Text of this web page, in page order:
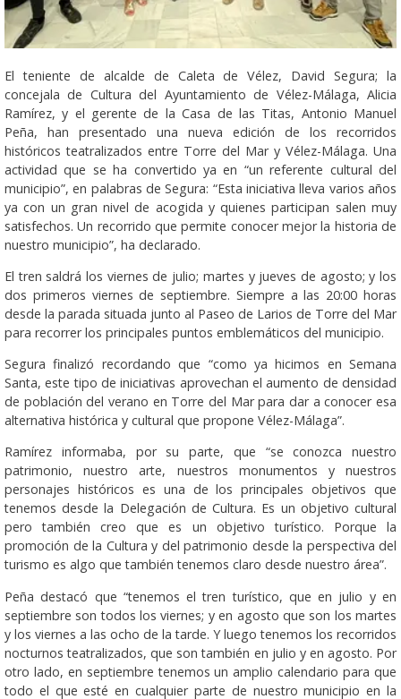
El teniente de alcalde de Caleta de Vélez, David Segura; la
concejala de Cultura del Ayuntamiento de Vélez-Málaga, Alicia
Ramírez, y el gerente de la Casa de las Titas, Antonio Manuel
Peña, han presentado una nueva edición de los recorridos
históricos teatralizados entre Torre del Mar y Vélez-Málaga. Una
actividad que se ha convertido ya en “un referente cultural del
municipio”, en palabras de Segura: “Esta iniciativa lleva varios años
ya con un gran nivel de acogida y quienes participan salen muy
satisfechos. Un recorrido que permite conocer mejor la historia de
nuestro municipio”, ha declarado.
El tren saldrá los viernes de julio; martes y jueves de agosto; y los
dos primeros viernes de septiembre. Siempre a las 20:00 horas
desde la parada situada junto al Paseo de Larios de Torre del Mar
para recorrer los principales puntos emblemáticos del municipio.
Segura finalizó recordando que “como ya hicimos en Semana
Santa, este tipo de iniciativas aprovechan el aumento de densidad
de población del verano en Torre del Mar para dar a conocer esa
alternativa histórica y cultural que propone Vélez-Málaga”.
Ramírez informaba, por su parte, que “se conozca nuestro
patrimonio, nuestro arte, nuestros monumentos y nuestros
personajes históricos es una de los principales objetivos que
tenemos desde la Delegación de Cultura. Es un objetivo cultural
pero también creo que es un objetivo turístico. Porque la
promoción de la Cultura y del patrimonio desde la perspectiva del
turismo es algo que también tenemos claro desde nuestro área”.
Peña destacó que “tenemos el tren turístico, que en julio y en
septiembre son todos los viernes; y en agosto que son los martes
y los viernes a las ocho de la tarde. Y luego tenemos los recorridos
nocturnos teatralizados, que son también en julio y en agosto. Por
otro lado, en septiembre tenemos un amplio calendario para que
todo el que esté en cualquier parte de nuestro municipio en la